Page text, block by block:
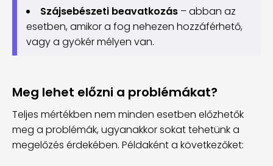
Szájsebészeti beavatkozás – abban az
esetben, amikor a fog nehezen hozzáférhető,
vagy a gyökér mélyen van.
Meg lehet előzni a problémákat?
Teljes mértékben nem minden esetben előzhetők
meg a problémák, ugyanakkor sokat tehetünk a
megelőzés érdekében. Példaként a következőket: